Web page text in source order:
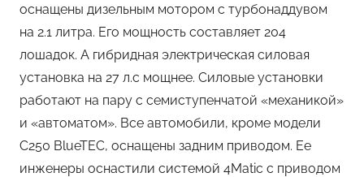
оснащены дизельным мотором с турбонаддувом
на 2.1 литра. Его мощность составляет 204
лошадок. А гибридная электрическая силовая
установка на 27 л.с мощнее. Силовые установки
работают на пару с семиступенчатой «механикой»
и «автоматом». Все автомобили, кроме модели
C250 BlueTEC, оснащены задним приводом. Ее
инженеры оснастили системой 4Matic с приводом